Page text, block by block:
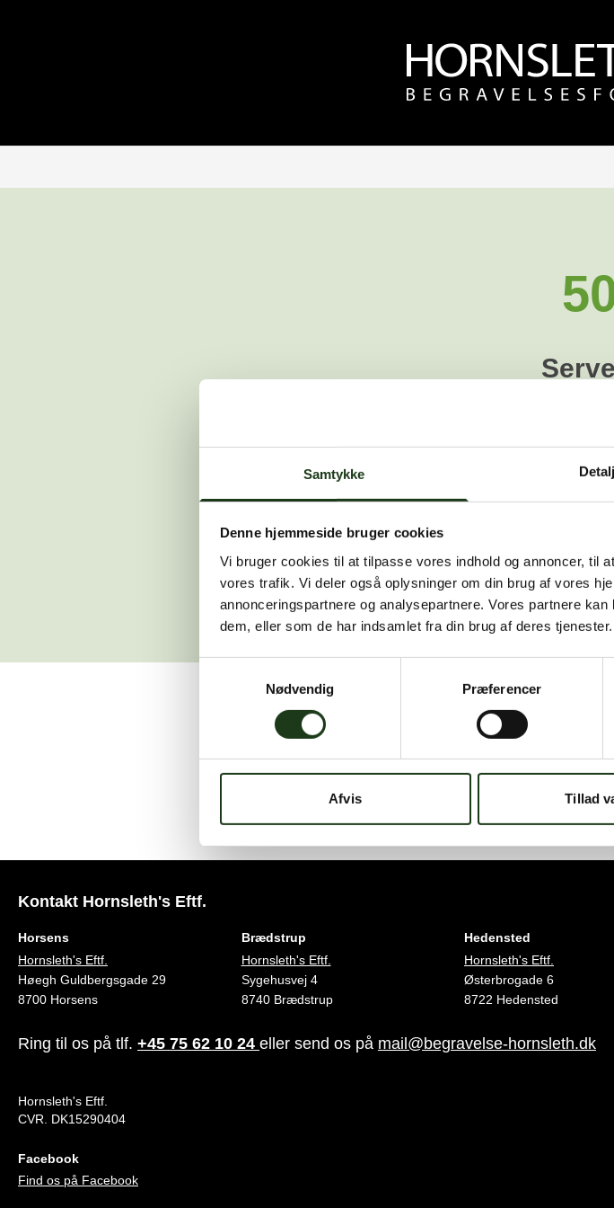
Samtykke
Denne hjemmeside bruger cookies
Vi bruger cookies til at tilpasse vores indhold og annoncer, til
vores trafik. Vi deler også oplysninger om din brug af vores
annonceringspartnere og analysepartnere. Vores partnere
dem, eller som de har indsamlet fra din brug af deres tjenester.
Samtykkevalg
Nødvendig
Præferencer
Afvis Tillad
Der opstod en intern serverfejl. Vi
Gå til forsiden
Har du
Vi er her for at hjælpe dig. Du er velkommen til at
Kontakt Hornsleth's Eftf.
Horsens
Hornsleth's Eftf.
Høegh Guldbergsgade 29
8700 Horsens
Brædstrup
Hornsleth's Eftf.
Sygehusvej 4
8740 Brædstrup
Hedensted
Hornsleth's Eftf.
Østerbrogade 6
8722 Hedensted
Ring til os på tlf. +45 75 62 10 24 eller send os på mail@begravelse-hornsleth.dk
Hornsleth's Eftf.
CVR. DK15290404
Facebook
Find os på Facebook